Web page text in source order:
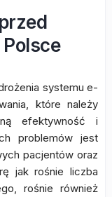
systemu e-
które należy
efektywność i
problemów jest
pacjentów oraz
jak rośnie liczba
rośnie również